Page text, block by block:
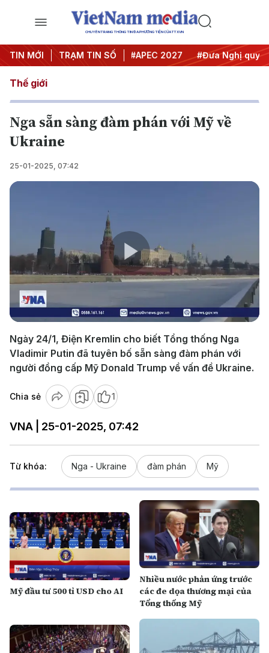
CHUYÊN TRANG THÔNG TIN ĐA PHƯƠNG TIỆN CỦA TTXVN
TIN MỚI TRẠM TIN SỐ
#Hội nghị Trung ương 3 #APEC 2027 #Đưa Nghị quyết
Thế giới
Nga sẵn sàng đàm phán với Mỹ về
Ukraine
25-01-2025, 07:42
Play
Video
Ngày 24/1, Điện Kremlin cho biết Tổng thống Nga
Vladimir Putin đã tuyên bố sẵn sàng đàm phán với
người đồng cấp Mỹ Donald Trump về vấn đề Ukraine.
Chia sẻ 1
VNA | 25-01-2025, 07:42
Từ khóa: Nga - Ukraine đàm phán Mỹ
Mỹ đầu tư 500 tỉ USD cho AI
Nhiều nước phản ứng trước
các đe dọa thương mại của
Tổng thống Mỹ